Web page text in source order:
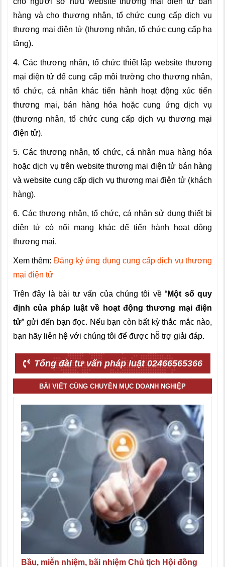
hàng và cho thương nhân, tổ chức cung cấp dịch vụ
thương mại điện tử (thương nhân, tổ chức cung cấp hạ
tầng).
4. Các thương nhân, tổ chức thiết lập website thương
mại điện tử để cung cấp môi trường cho thương nhân,
tổ chức, cá nhân khác tiến hành hoạt động xúc tiến
thương mại, bán hàng hóa hoặc cung ứng dịch vụ
(thương nhân, tổ chức cung cấp dịch vụ thương mại
điện tử).
5. Các thương nhân, tổ chức, cá nhân mua hàng hóa
hoặc dịch vụ trên website thương mại điện tử bán hàng
và website cung cấp dịch vụ thương mại điện tử (khách
hàng).
6. Các thương nhân, tổ chức, cá nhân sử dụng thiết bị
điện tử có nối mạng khác để tiến hành hoạt động
thương mại.
Xem thêm: Đăng ký ứng dụng cung cấp dịch vụ thương
mại điện tử
Trên đây là bài tư vấn của chúng tôi về “Một số quy
định của pháp luật về hoạt động thương mại điện
tử” gửi đến bạn đọc. Nếu bạn còn bất kỳ thắc mắc nào,
bạn hãy liên hệ với chúng tôi để được hỗ trợ giải đáp.
Tổng đài tư vấn pháp luật 02466565366
BÀI VIẾT CÙNG CHUYÊN MỤC DOANH NGHIỆP
Bầu, miễn nhiệm, bãi nhiệm Chủ tịch Hội đồng